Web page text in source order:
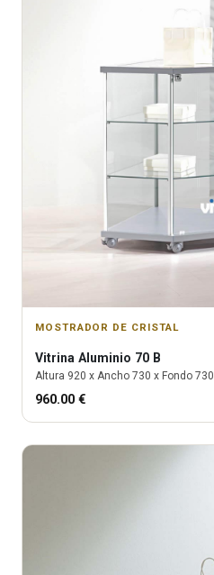
MOSTRADOR DE CRISTAL
Vitrina Aluminio 70 B
Altura 920 x Ancho 730 x Fondo 730
960.00 €